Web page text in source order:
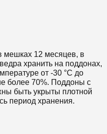
мешках 12 месяцев, в
хранить на поддонах,
от -30 °С до
более 70%. Поддоны с
быть укрыты плотной
период хранения.